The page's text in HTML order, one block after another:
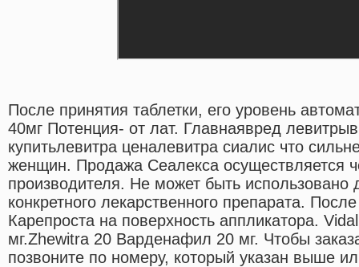
После принятия таблетки, его уровень
40мг Потенция- от лат. Главнаявред
купитьлевитра ценалевитра сиалис что
женщин. Продажа Сеалекса осуществляется
производителя. Не может быть
конкретного лекарственного препарата.
Карепроста на поверхность аппликатора.
мг.Zhewitra 20 Варденафил 20 мг. Чтобы
позвоните по номеру, который указан выше